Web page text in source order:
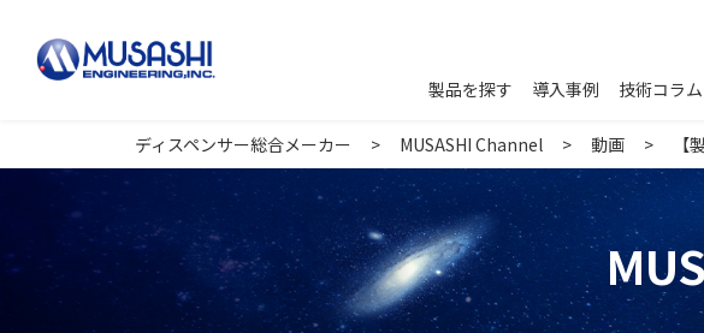
製品を探す 導入事例 技術コラム
ディスペンサー総合メーカー MUSASHI Channel 動画 【